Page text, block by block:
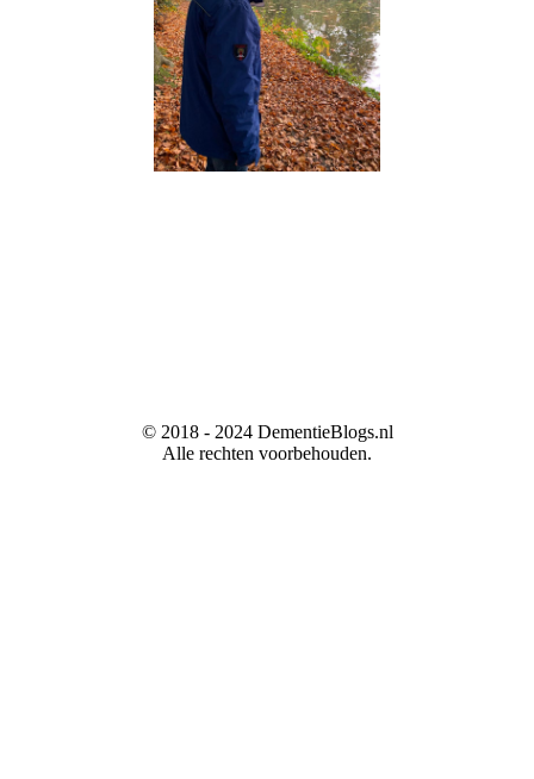
© 2018 - 2024 DementieBlogs.nl
Alle rechten voorbehouden.